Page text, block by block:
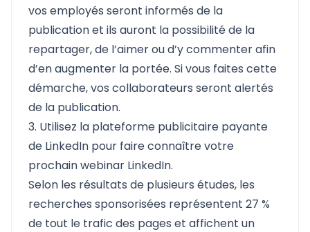
vos employés seront informés de la
publication et ils auront la possibilité de la
repartager, de l’aimer ou d’y commenter afin
d’en augmenter la portée. Si vous faites cette
démarche, vos collaborateurs seront alertés
de la publication.
3. Utilisez la plateforme publicitaire payante
de LinkedIn pour faire connaître votre
prochain webinar LinkedIn.
Selon les résultats de plusieurs études, les
recherches sponsorisées représentent 27 %
de tout le trafic des pages et affichent un